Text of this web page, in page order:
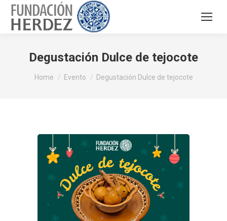
Degustación Dulce de tejocote
You are here:
Home Evento Degustación Dulce de tejocote